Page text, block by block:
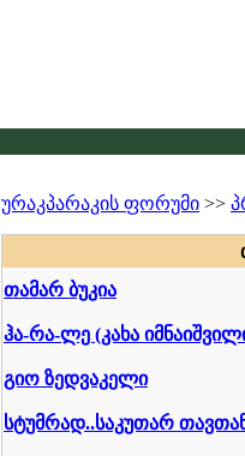
ურაკპარაკის ფორუმი >>
თამარ ბუკია
ჰა-რა-ლე (კახა
გიო ზედვაკელი
სტუმრად..საკუთარ